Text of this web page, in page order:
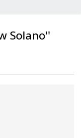
t
Solano''